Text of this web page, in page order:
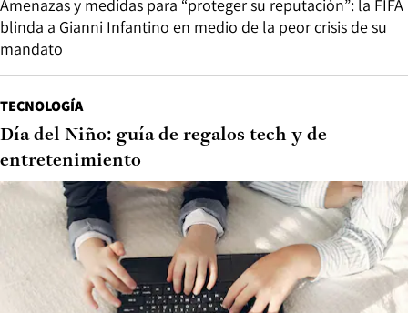
Amenazas y medidas para “proteger su reputación”: la FIFA
blinda a Gianni Infantino en medio de la peor crisis de su
mandato
TECNOLOGÍA
Día del Niño: guía de regalos tech y de
entretenimiento